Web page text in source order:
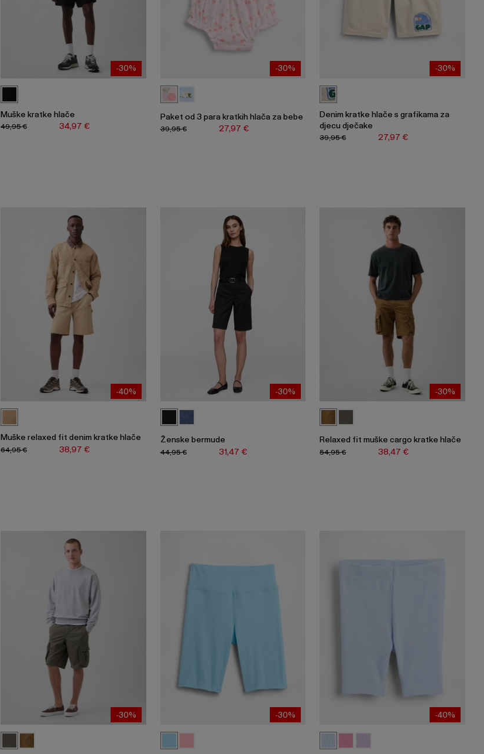
-30%
Muške kratke hlače
34,97 €
49,95 €
-30%
Paket od 3 para kratkih hlača za bebe
27,97 €
39,95 €
-30%
Denim kratke hlače s grafikama za
djecu dječake
27,97 €
39,95 €
-40%
Muške relaxed fit denim kratke hlače
38,97 €
64,95 €
-30%
Ženske bermude
31,47 €
44,95 €
-30%
Relaxed fit muške cargo kratke hlače
38,47 €
54,95 €
-30% -30% -40%